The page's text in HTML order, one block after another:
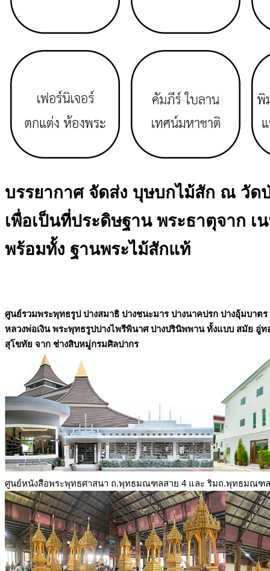
บรรยากาศ จัดส่ง บุษบกไม้สัก ณ วัด
เพื่อเป็นที่ประดิษฐาน พระธาตุจาก เ
พร้อมทั้ง ฐานพระไม้สักแท้
ศูนย์รวมพระพุทธรูป ปางสมาธิ ปางชนะมาร ปางนาคปรก ปางอุ้มบาตร
หลวงพ่อเงิน พระพุทธรูปปางไพรีพินาศ ปางปรินิพพาน ทั้งแบบ สมัย อู่
สุโขทัย จาก ช่างสิบหมู่กรมศิลปากร
ศูนย์หนังสือพระพุทธศาสนา ถ.พุทธมณฑลสาย 4 และ ริมถ.พุทธมณฑ